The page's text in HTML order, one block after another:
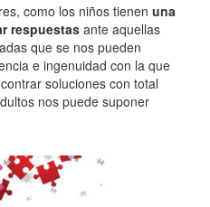
como los niños tienen una
respuestas ante aquellas
que se nos pueden
e ingenuidad con la que
soluciones con total
nos puede suponer